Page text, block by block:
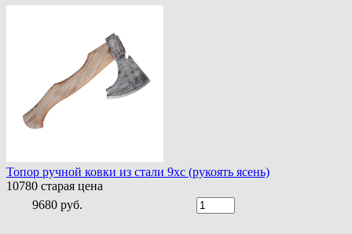
Топор ручной ковки из стали 9хс (рукоять ясень)
10780 старая цена
9680 руб.